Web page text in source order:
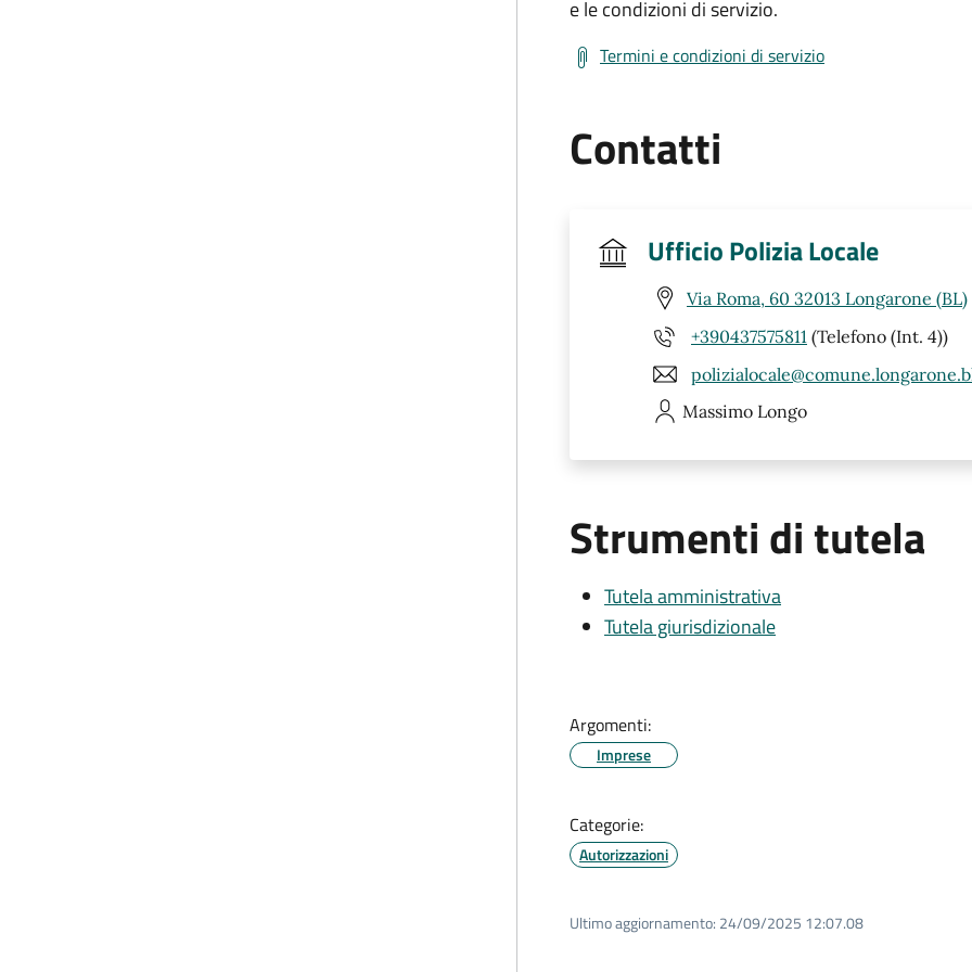
e le condizioni di servizio.
Termini e condizioni di servizio
Contatti
Ufficio Polizia Locale
Via Roma, 60 32013 Longarone (BL)
+390437575811 (Telefono (Int. 4))
Massimo Longo
Strumenti di tutela
Tutela amministrativa
Tutela giurisdizionale
Argomenti:
Imprese
Categorie:
Autorizzazioni
Ultimo aggiornamento: 24/09/2025 12:07.08